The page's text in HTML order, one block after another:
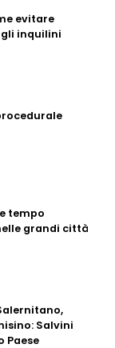
evitare
inquilini
tempo
grandi città
Salvini
Paese